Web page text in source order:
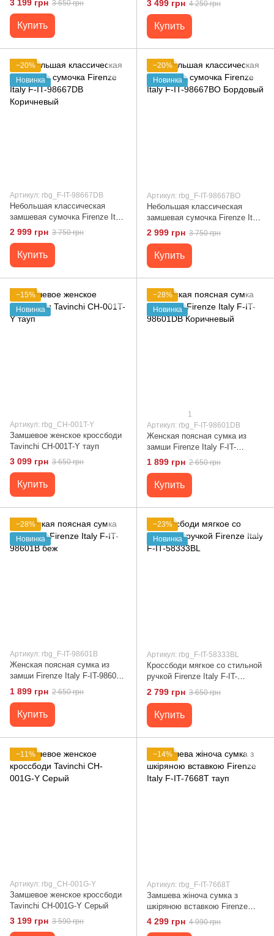
3 199 грн 3 650 грн
Купить
3 499 грн 4 250 грн
Купить
−20%
Новинка
Артикул: rbg_F-IT-98667DB
Небольшая классическая
замшевая сумочка Firenze Italy
F-IT-98667DB Коричневый
2 999 грн 3 750 грн
Купить
−20%
Новинка
Артикул: rbg_F-IT-98667BO
Небольшая классическая
замшевая сумочка Firenze Italy
F-IT-98667BO Бордовый
2 999 грн 3 750 грн
Купить
−15%
Новинка
Артикул: rbg_CH-001T-Y
Замшевое женское кроссбоди
Tavinchi CH-001T-Y тауп
3 099 грн 3 650 грн
Купить
−28%
Новинка
1
Артикул: rbg_F-IT-98601DB
Женская поясная сумка из
замши Firenze Italy F-IT-
98601DB Коричневый
1 899 грн 2 650 грн
Купить
−28%
Новинка
Артикул: rbg_F-IT-98601B
Женская поясная сумка из
замши Firenze Italy F-IT-98601B
беж
1 899 грн 2 650 грн
Купить
−23%
Новинка
Артикул: rbg_F-IT-58333BL
Кроссбоди мягкое со стильной
ручкой Firenze Italy F-IT-
58333BL
2 799 грн 3 650 грн
Купить
−11%
Артикул: rbg_CH-001G-Y
Замшевое женское кроссбоди
Tavinchi CH-001G-Y Серый
3 199 грн 3 590 грн
−14%
Артикул: rbg_F-IT-7668T
Замшева жіноча сумка з
шкіряною вставкою Firenze
Italy F-IT-7668T тауп
4 299 грн 4 990 грн